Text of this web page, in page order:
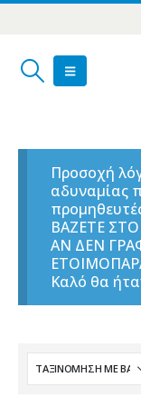
Προσοχή
αδυναμίας
ΒΑΖΕΤΕ
ΑΝ ΔΕΝ
Καλό θα